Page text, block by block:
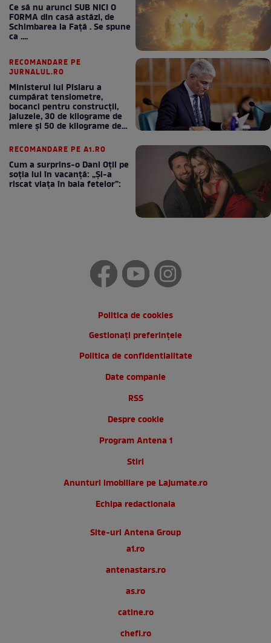
Ce să nu arunci SUB NICI O
FORMA din casă astăzi, de
Schimbarea la Față . Se spune
ca ....
RECOMANDARE PE
JURNALUL.RO
Ministerul lui Pîslaru a
cumpărat tensiometre,
bocanci pentru construcții,
jaluzele, 30 de kilograme de
miere și 50 de kilograme de
RECOMANDARE PE A1.RO
Cum a surprins-o Dani Oțil pe
soția lui în vacanță: „Și-a
riscat viața în baia fetelor”:
Politica de cookies
Gestionați preferințele
Politica de confidentialitate
Date companie
RSS
Despre cookie
Program Antena 1
Stiri
Anunturi imobiliare pe Lajumate.ro
Echipa redactionala
Site-uri Antena Group
a1.ro
antenastars.ro
as.ro
catine.ro
chefi.ro